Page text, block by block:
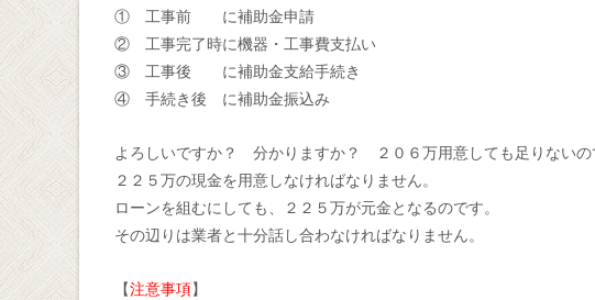
① 工事前 に補助金申請
② 工事完了時に機器・工事費支払い
③ 工事後 に補助金支給手続き
④ 手続き後 に補助金振込み
よろしいですか？ 分かりますか？ ２０６万用意しても足りないの
２２５万の現金を用意しなければなりません。
ローンを組むにしても、２２５万が元金となるのです。
その辺りは業者と十分話し合わなければなりません。
【注意事項】